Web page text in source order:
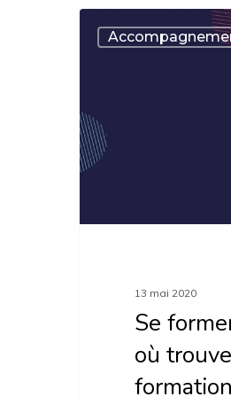
former
ligne
:
où
les
bénévoles
13 mai 2020
Se
où